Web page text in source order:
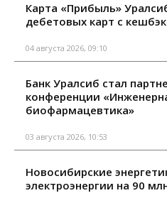
Карта «Прибыль»
дебетовых карт с
04 августа 2026, 09:10
Банк Уралсиб стал
конференции
биофармацевтика»
03 августа 2026, 10:53
Новосибирские
электроэнергии на 90